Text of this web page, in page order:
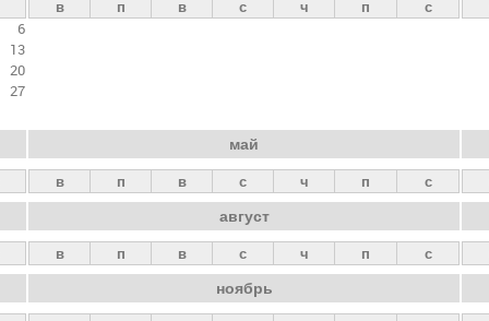
6
13
20
27
в п в с ч п с
май
в п в с ч п с
август
в п в с ч п с
ноябрь